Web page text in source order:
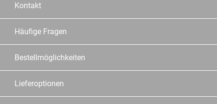
Kontakt
Häufige Fragen
Bestellmöglichkeiten
Lieferoptionen